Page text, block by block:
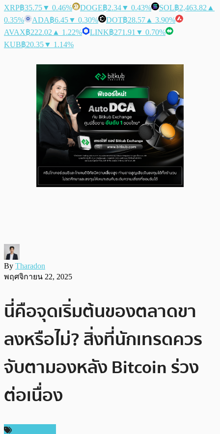
XRP฿35.75▼ 0.46% DOGE฿2.34▼ 0.43% SOL฿2,463.82 ▲
0.35%
ADA฿6.45▼ 0.30% DOT฿28.57 ▲ 3.90%
AVAX฿222.02 ▲ 1.22% LINK฿271.91 ▼ 0.70%
KUB฿20.35▼ 1.14%
By Tharadon
พฤศจิกายน 22, 2025
นี่คือจุดเริ่มต้นของตลาดขา
ลงหรือไม่? สิ่งที่นักเทรดควร
จับตามองหลัง Bitcoin ร่วง
ต่อเนื่อง